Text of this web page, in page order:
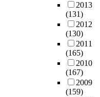
2013
(131)
2012
(130)
2011
(165)
2010
(167)
2009
(159)